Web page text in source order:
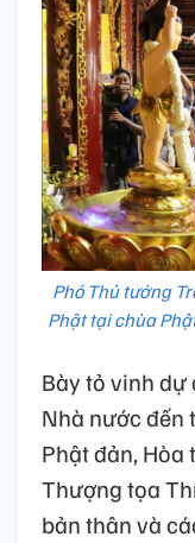
Phó Thủ tướng
Phật tại chùa
Bày tỏ vinh
Nhà nước đến
Phật đản,
Thượng tọa
bản thân và